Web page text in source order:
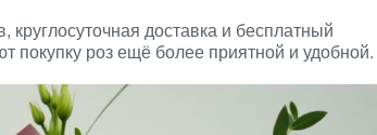
доставка и бесплатный
покупку роз ещё более приятной и удобной.